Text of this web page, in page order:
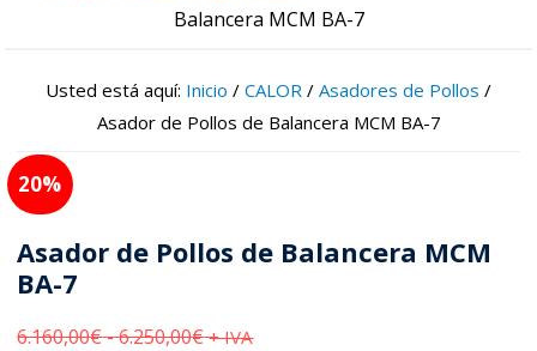
Balancera MCM BA-7
Usted está aquí: Inicio / CALOR / Asadores de Pollos /
Asador de Pollos de Balancera MCM BA-7
20
Asador de Pollos de Balancera MCM
BA-7
6.160,00€-6.250,00€Rango
+ IVA